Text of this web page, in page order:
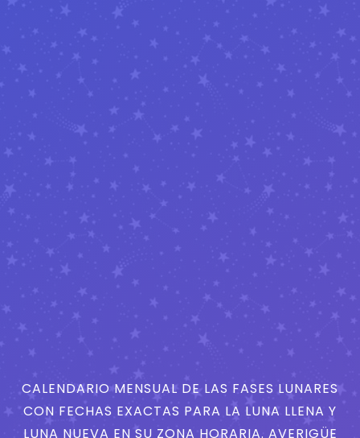
CALENDARIO MENSUAL DE LAS FASES LUNARES
CON FECHAS EXACTAS PARA LA LUNA LLENA Y
LUNA NUEVA EN SU ZONA HORARIA. AVERIGÜE